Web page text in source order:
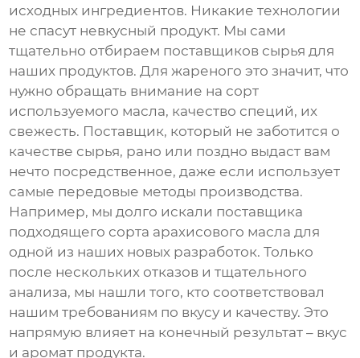
исходных ингредиентов. Никакие технологии
не спасут невкусный продукт. Мы сами
тщательно отбираем поставщиков сырья для
наших продуктов. Для жареного это значит, что
нужно обращать внимание на сорт
используемого масла, качество специй, их
свежесть. Поставщик, который не заботится о
качестве сырья, рано или поздно выдаст вам
нечто посредственное, даже если использует
самые передовые методы производства.
Например, мы долго искали поставщика
подходящего сорта арахисового масла для
одной из наших новых разработок. Только
после нескольких отказов и тщательного
анализа, мы нашли того, кто соответствовал
нашим требованиям по вкусу и качеству. Это
напрямую влияет на конечный результат – вкус
и аромат продукта.